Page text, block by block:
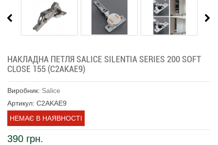
НАКЛАДНА ПЕТЛЯ SALICE SILENTIA SERIES 200 SOFT
CLOSE 155 (C2AKAE9)
Виробник: Salice
Артикул: C2AKAE9
НЕМАЄ В НАЯВНОСТІ
390 грн.